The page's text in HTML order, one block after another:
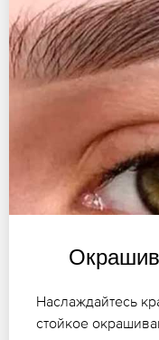
Наслаждайтесь
стойкое